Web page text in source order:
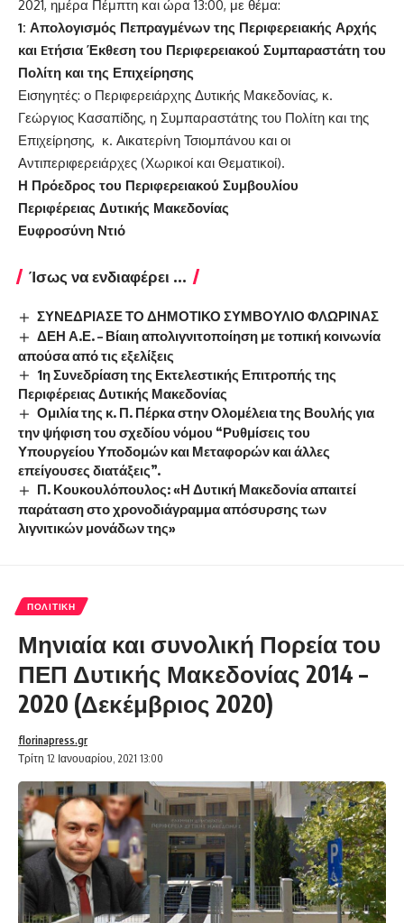
2021, ημέρα Πέμπτη και ώρα 13:00, με θέμα:
1: Απολογισμός Πεπραγμένων της Περιφερειακής Αρχής
και Eτήσια Έκθεση του Περιφερειακού Συμπαραστάτη του
Πολίτη και της Επιχείρησης
Εισηγητές: ο Περιφερειάρχης Δυτικής Μακεδονίας, κ.
Γεώργιος Κασαπίδης, η Συμπαραστάτης του Πολίτη και της
Επιχείρησης, κ. Αικατερίνη Τσιομπάνου και οι
Αντιπεριφερειάρχες (Χωρικοί και Θεματικοί).
Η Πρόεδρος του Περιφερειακού Συμβουλίου
Περιφέρειας Δυτικής Μακεδονίας
Ευφροσύνη Ντιό
Ίσως να ενδιαφέρει ...
ΣΥΝΕΔΡΙΑΣΕ ΤΟ ΔΗΜΟΤΙΚΟ ΣΥΜΒΟΥΛΙΟ ΦΛΩΡΙΝΑΣ
ΔΕΗ Α.Ε. – Βίαιη απολιγνιτοποίηση με τοπική κοινωνία
απούσα από τις εξελίξεις
1η Συνεδρίαση της Εκτελεστικής Επιτροπής της
Περιφέρειας Δυτικής Μακεδονίας
Ομιλία της κ. Π. Πέρκα στην Ολομέλεια της Βουλής για
την ψήφιση του σχεδίου νόμου “Ρυθμίσεις του
Υπουργείου Υποδομών και Μεταφορών και άλλες
επείγουσες διατάξεις”.
Π. Κουκουλόπουλος: «Η Δυτική Μακεδονία απαιτεί
παράταση στο χρονοδιάγραμμα απόσυρσης των
λιγνιτικών μονάδων της»
ΠΟΛΙΤΙΚΉ
Μηνιαία και συνολική Πορεία του
ΠΕΠ Δυτικής Μακεδονίας 2014 –
2020 (Δεκέμβριος 2020)
Τρίτη 12 Ιανουαρίου, 2021 13:00
florinapress.gr